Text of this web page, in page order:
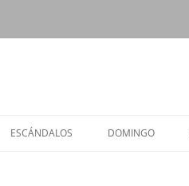
ESCÁNDALOS DOMINGO